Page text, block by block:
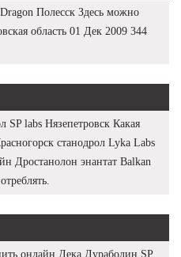
Полесск Здесь можно
область 01 Дек 2009 344
SP labs Нязепетровск Какая
станодрол Lyka Labs
Дростанолон энантат Balkan
онлайн Дека Дураболин SP